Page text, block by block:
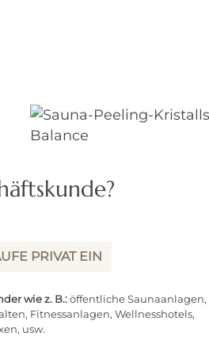
PRIVAT EIN
wie z. B.:öffentliche Saunaanlagen,
Fitnessanlagen, Wellnesshotels,
usw.
Sauna-Peeling-Kristallsalz
Balance